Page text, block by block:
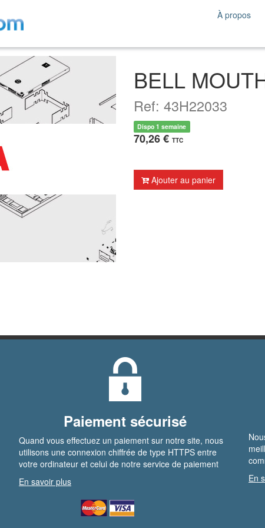
À propos
BELL
Ref: 43H22033
Dispo 1 semaine
70,26 € TTC
Ajouter au panier
Paiement sécurisé
Quand vous effectuez un paiement sur notre site, nous
utilisons une connexion chiffrée de type HTTPS entre
votre ordinateur et celui de notre service de paiement
En savoir plus
En